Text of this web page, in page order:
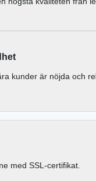
kunder är nöjda och
med SSL-certifikat.